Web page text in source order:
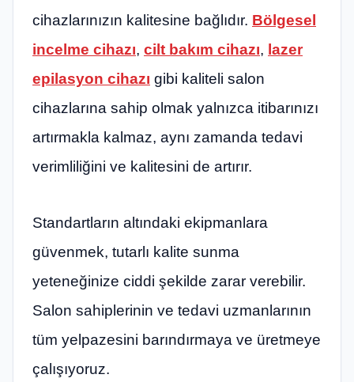
cihazlarınızın kalitesine bağlıdır. Bölgesel
incelme cihazı, cilt bakım cihazı, lazer
epilasyon cihazı gibi kaliteli salon
cihazlarına sahip olmak yalnızca itibarınızı
artırmakla kalmaz, aynı zamanda tedavi
verimliliğini ve kalitesini de artırır.
Standartların altındaki ekipmanlara
güvenmek, tutarlı kalite sunma
yeteneğinize ciddi şekilde zarar verebilir.
Salon sahiplerinin ve tedavi uzmanlarının
tüm yelpazesini barındırmaya ve üretmeye
çalışıyoruz.